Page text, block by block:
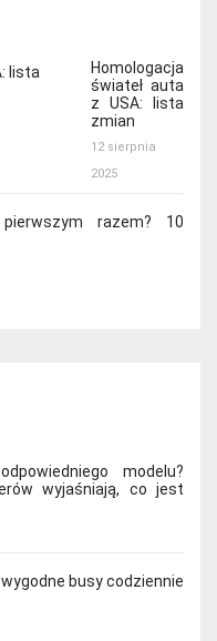
Homologacja
świateł auta
z USA: lista
zmian
12 sierpnia
2025
razem? 10
modelu?
wyjaśniają, co jest
busy codziennie